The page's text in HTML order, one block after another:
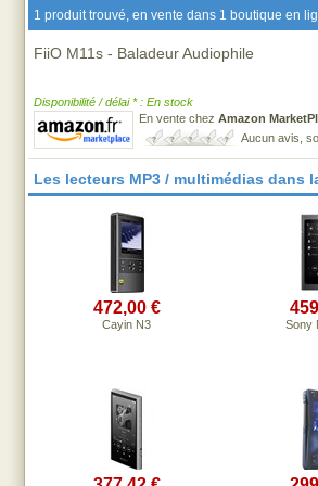
1 produit trouvé, en vente dans 1 boutique en
FiiO M11s - Baladeur Audiophile
Disponibilité / délai * : En stock
En vente chez Amazon
Aucun avis,
Les lecteurs MP3 / multimédias dans
472,00 €
Cayin N3 Sony